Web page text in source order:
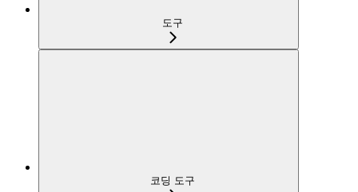
도구
코딩 도구